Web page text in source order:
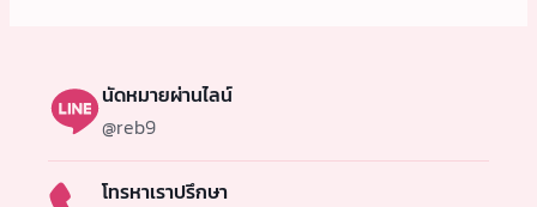
นัดหมายผ่านไลน์
@reb9
โทรหาเราปรึกษา